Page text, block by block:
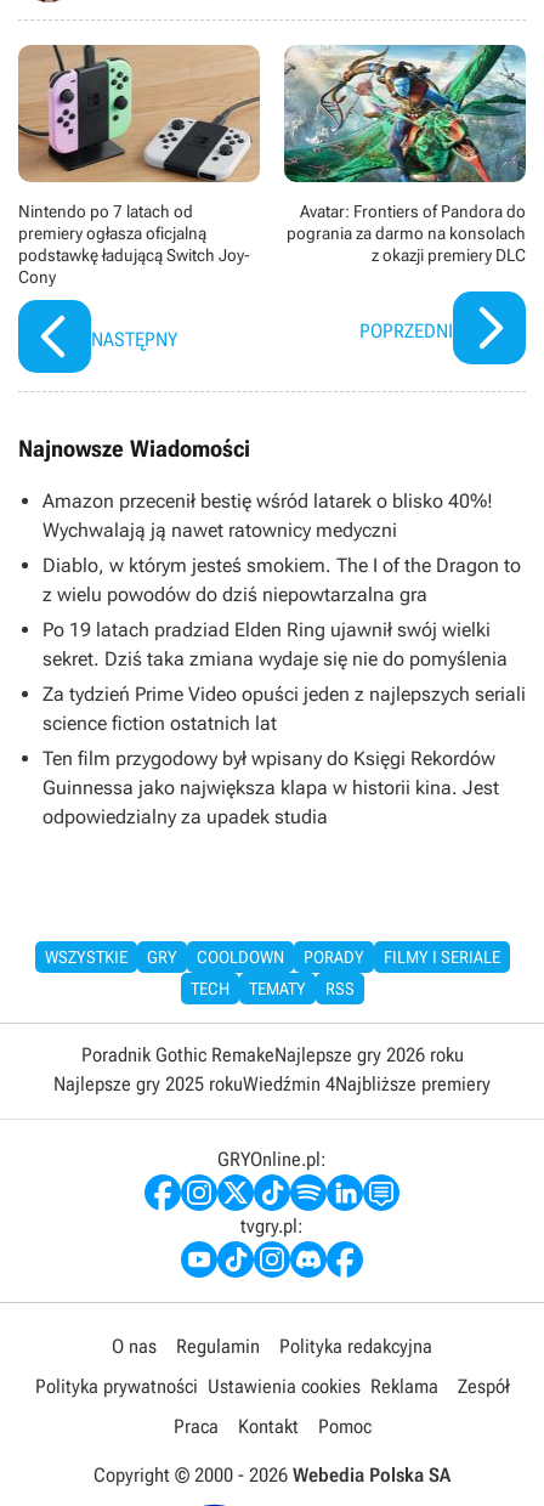
Nintendo po 7 latach od
premiery ogłasza oficjalną
podstawkę ładującą Switch Joy-
Cony
NASTĘPNY
Avatar: Frontiers of Pandora do
pogrania za darmo na konsolach
z okazji premiery DLC
POPRZEDNI
Najnowsze Wiadomości
Amazon przecenił bestię wśród latarek o blisko 40%!
Wychwalają ją nawet ratownicy medyczni
Diablo, w którym jesteś smokiem. The I of the Dragon to
z wielu powodów do dziś niepowtarzalna gra
Po 19 latach pradziad Elden Ring ujawnił swój wielki
sekret. Dziś taka zmiana wydaje się nie do pomyślenia
Za tydzień Prime Video opuści jeden z najlepszych seriali
science fiction ostatnich lat
Ten film przygodowy był wpisany do Księgi Rekordów
Guinnessa jako największa klapa w historii kina. Jest
odpowiedzialny za upadek studia
WSZYSTKIE GRY COOLDOWN PORADY
FILMY I SERIALE
TECH
TEMATY RSS
Poradnik Gothic RemakeNajlepsze gry 2026 roku
Najlepsze gry 2025 rokuWiedźmin 4Najbliższe premiery
GRYOnline.pl:
tvgry.pl:
O nas Regulamin
Polityka redakcyjna
Polityka prywatności Ustawienia cookies Reklama
Zespół
Praca
Kontakt Pomoc
Copyright © 2000 - 2026 Webedia Polska SA